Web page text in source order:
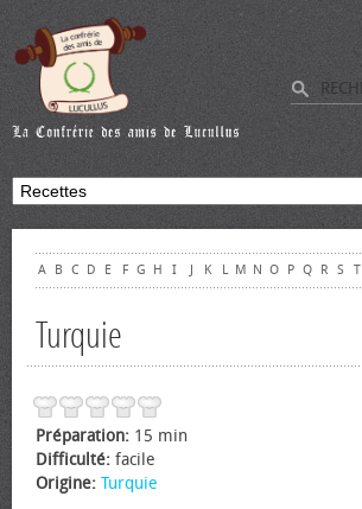
A B C D E F G H I J K L M N O P Q R S T
Turquie
Préparation: 15 min
Difficulté: facile
Origine: Turquie